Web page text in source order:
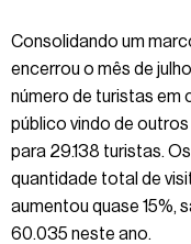
Consolidando um
encerrou o mês de
número de turistas em
público vindo de
para 29.138 turistas.
quantidade total de
aumentou quase 15%,
60.035 neste ano.